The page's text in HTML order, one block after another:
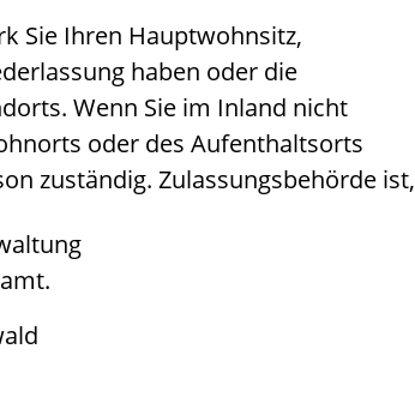
Sie Ihren Hauptwohnsitz,
haben oder die
Wenn Sie im Inland nicht
oder des Aufenthaltsorts
zuständig. Zulassungsbehörde ist,